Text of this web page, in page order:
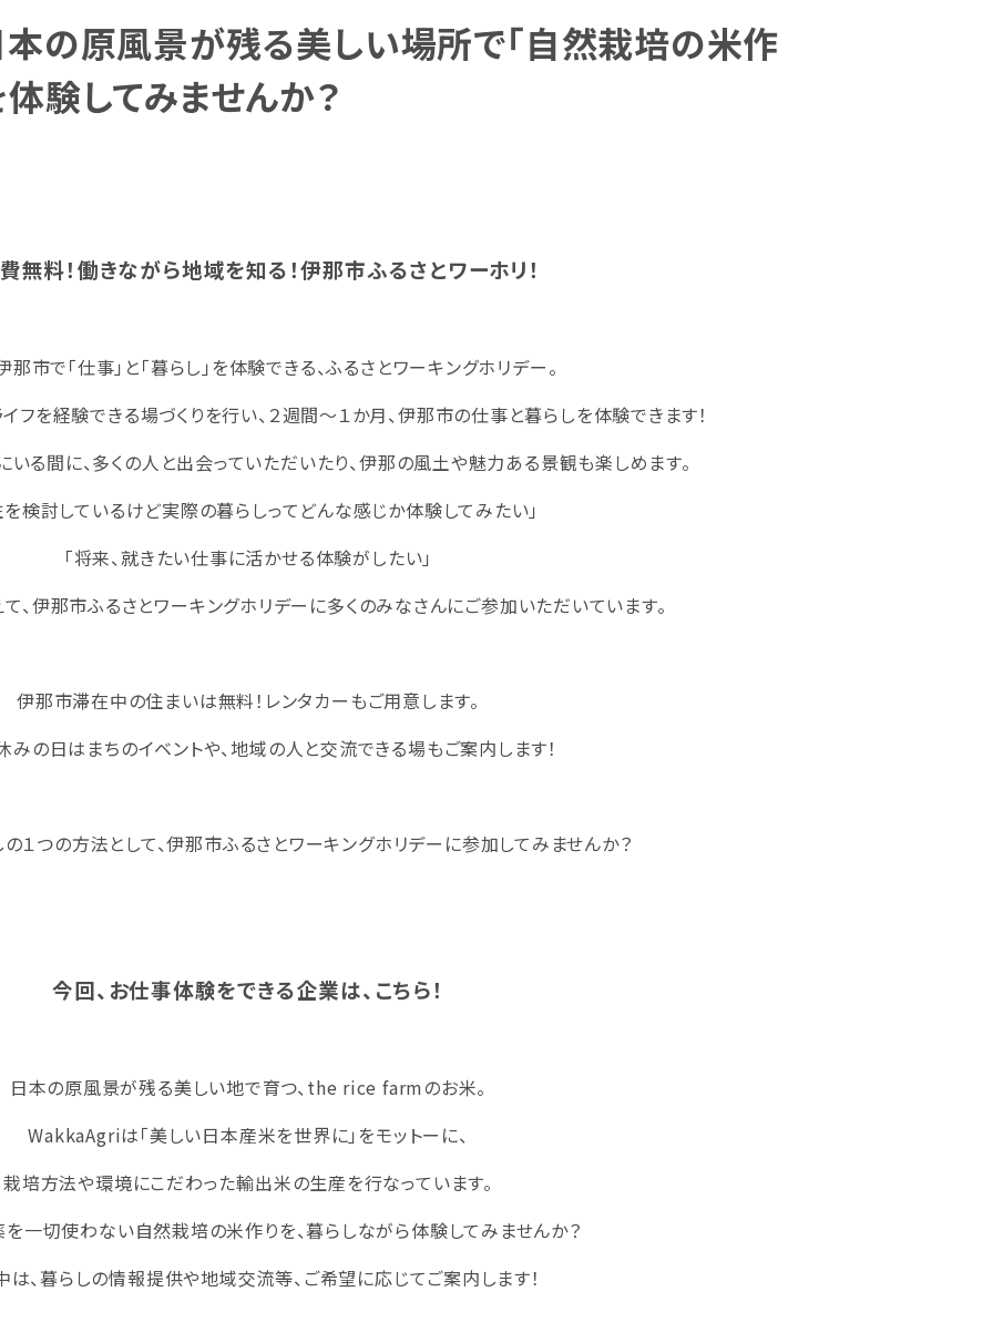
本の原風景が残る美しい場所で「自然栽培の米作
験してみませんか？
無料！働きながら地域を知る！伊那市ふるさとワーホリ！
市で「仕事」と「暮らし」を体験できる、ふるさとワーキングホリデー。
を経験できる場づくりを行い、２週間～１か月、伊那市の仕事と暮らしを体験できます！
る間に、多くの人と出会っていただいたり、伊那の風土や魅力ある景観も楽しめます。
を検討しているけど実際の暮らしってどんな感じか体験してみたい」
「将来、就きたい仕事に活かせる体験がしたい」
、伊那市ふるさとワーキングホリデーに多くのみなさんにご参加いただいています。
伊那市滞在中の住まいは無料！レンタカーもご用意します。
みの日はまちのイベントや、地域の人と交流できる場もご案内します！
１つの方法として、伊那市ふるさとワーキングホリデーに参加してみませんか？
今回、お仕事体験をできる企業は、こちら！
日本の原風景が残る美しい地で育つ、the rice farmのお米。
WakkaAgriは「美しい日本産米を世界に」をモットーに、
栽培方法や環境にこだわった輸出米の生産を行なっています。
一切使わない自然栽培の米作りを、暮らしながら体験してみませんか？
は、暮らしの情報提供や地域交流等、ご希望に応じてご案内します！